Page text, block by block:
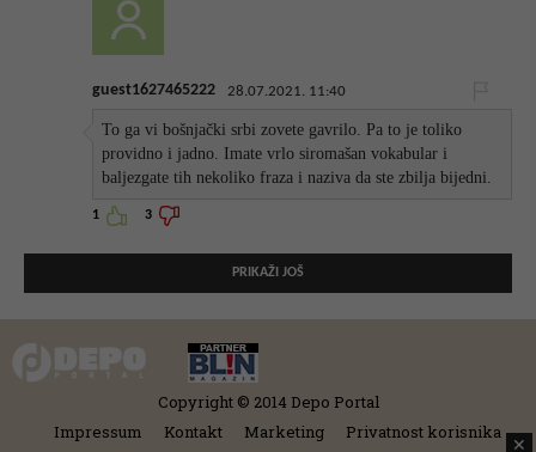
guest1627465222 28.07.2021. 11:40
To ga vi bošnjački srbi zovete gavrilo. Pa to je toliko
providno i jadno. Imate vrlo siromašan vokabular i
baljezgate tih nekoliko fraza i naziva da ste zbilja bijedni.
1 3
PRIKAŽI JOŠ
Copyright © 2014 Depo Portal
Impressum
Kontakt Marketing
Privatnost korisnika
✕